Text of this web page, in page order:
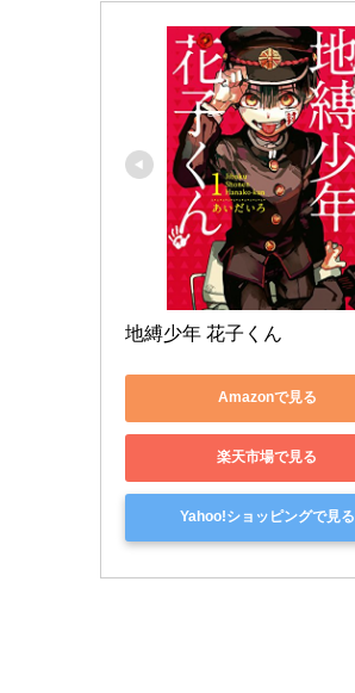
地縛少年 花子くん
Amazonで見る
楽天市場で見る
Yahoo!ショッピングで見る